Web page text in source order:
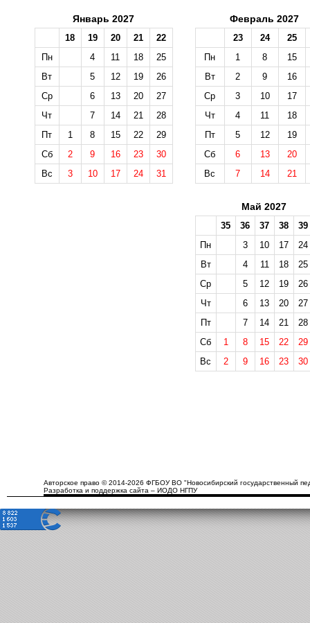
Январь 2027
18 19 20 21
22
Пн
4 11 18
25
Вт
5 12 19
26
Ср
6 13 20
27
Чт
7 14 21
28
Пт
1 8 15 22
29
Сб
2 9 16 23
30
Вс
3 10 17 24 31
Февраль 2027
23 24
25
Пн
1 8
15
Вт
2 9
16
Ср
3 10
17
Чт
4 11
18
Пт
5 12
19
Сб
6 13
20
Вс
7 14 21
Май 2027
35 36 37 38
39
Пн
3 10 17
24
Вт
4 11 18
25
Ср
5 12 19
26
Чт
6 13 20
27
Пт
7 14 21
28
Сб
1 8 15 22
29
Вс
2 9 16 23 30
Авторское право © 2014-2026 ФГБОУ ВО "Новосибирский государственный
Разработка и поддержка сайта – ИОДО НГПУ